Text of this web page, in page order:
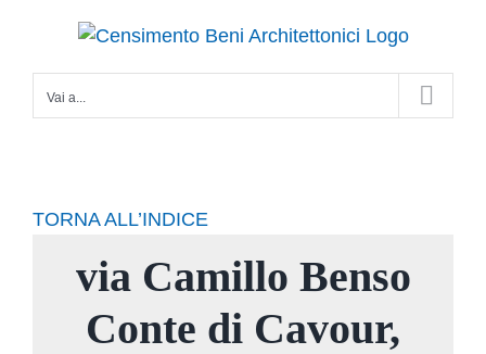
contenuto
Vai a...
TORNA ALL’INDICE
via Camillo Benso
Conte di Cavour,